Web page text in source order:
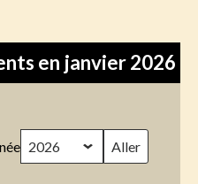
en janvier 2026